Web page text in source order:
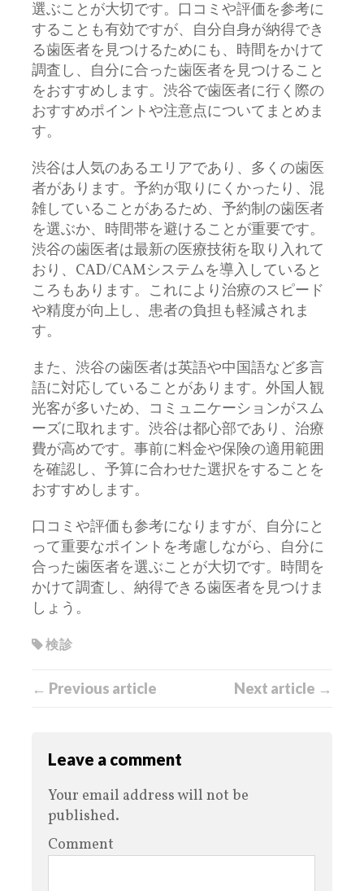
選ぶことが大切です。口コミや評価を参考に
することも有効ですが、自分自身が納得でき
る歯医者を見つけるためにも、時間をかけて
調査し、自分に合った歯医者を見つけること
をおすすめします。渋谷で歯医者に行く際の
おすすめポイントや注意点についてまとめま
す。
渋谷は人気のあるエリアであり、多くの歯医
者があります。予約が取りにくかったり、混
雑していることがあるため、予約制の歯医者
を選ぶか、時間帯を避けることが重要です。
渋谷の歯医者は最新の医療技術を取り入れて
おり、CAD/CAMシステムを導入していると
ころもあります。これにより治療のスピード
や精度が向上し、患者の負担も軽減されま
す。
また、渋谷の歯医者は英語や中国語など多言
語に対応していることがあります。外国人観
光客が多いため、コミュニケーションがスム
ーズに取れます。渋谷は都心部であり、治療
費が高めです。事前に料金や保険の適用範囲
を確認し、予算に合わせた選択をすることを
おすすめします。
口コミや評価も参考になりますが、自分にと
って重要なポイントを考慮しながら、自分に
合った歯医者を選ぶことが大切です。時間を
かけて調査し、納得できる歯医者を見つけま
しょう。
検診
← Previous article Next article →
Leave a comment
Your email address will not be
published.
Comment